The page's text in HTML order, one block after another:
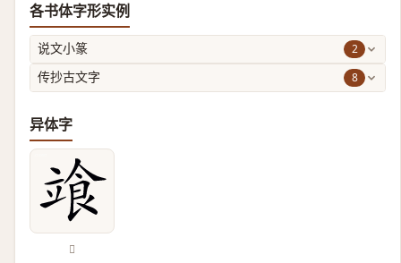
各书体字形实例
说文小篆 2
传抄古文字 8
异体字
𩚷